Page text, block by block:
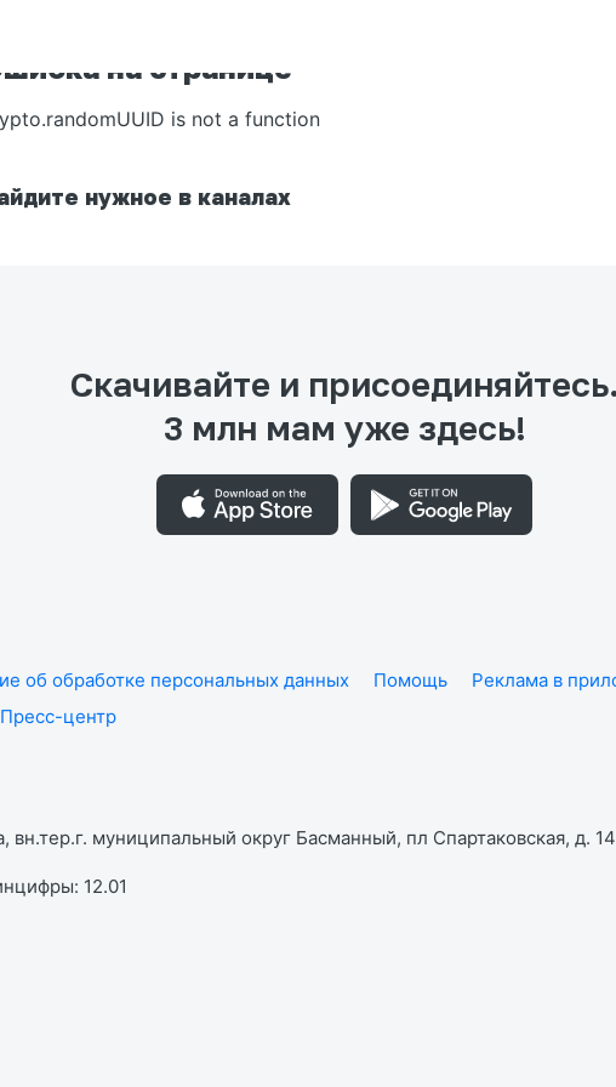
на странице
is not a function
нужное в каналах
Скачивайте и присоединяйтесь.
3 млн мам уже здесь!
об обработке персональных данных Помощь Реклама в
Пресс-центр
муниципальный округ Басманный, пл Спартаковская, д.
12.01